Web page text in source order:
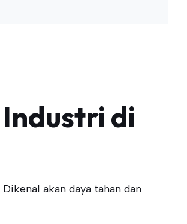
di
akan daya tahan dan